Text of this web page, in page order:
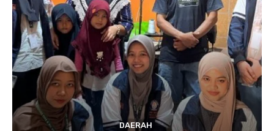
DAERAH